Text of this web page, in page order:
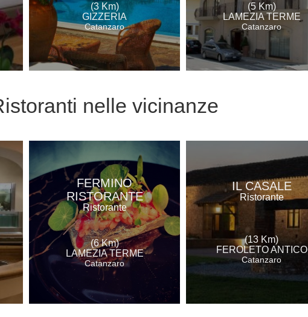
(3 Km)
GIZZERIA
Catanzaro
(5 Km)
LAMEZIA TERME
Catanzaro
nelle vicinanze
FERMINO
RISTORANTE
Ristorante
(6 Km)
LAMEZIA TERME
Catanzaro
IL CASALE
Ristorante
(13 Km)
FEROLETO ANTICO
Catanzaro